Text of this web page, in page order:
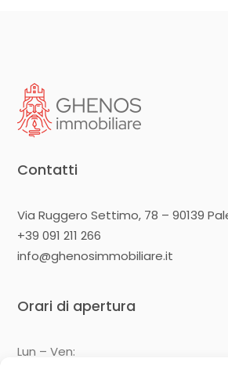
Contatti
Via Ruggero Settimo, 78 – 90139
+39 091 211 266
info@ghenosimmobiliare.it
Orari di apertura
Lun – Ven: